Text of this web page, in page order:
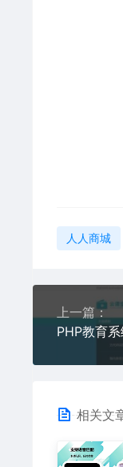
人人商城
上一篇：
PHP教育
相关文